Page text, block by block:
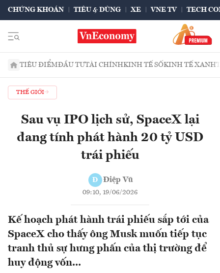
CHỨNG KHOÁN TIÊU & DÙNG XE VNE TV TECH
TIÊU ĐIỂMĐẦU TƯTÀI CHÍNHKINH TẾ SỐKINH TẾ XANH
THẾ GIỚI
Sau vụ IPO lịch sử, SpaceX lại
đang tính phát hành 20 tỷ USD
trái phiếu
Đ Điệp Vũ
09:10, 19/06/2026
Kế hoạch phát hành trái phiếu sắp tới của
SpaceX cho thấy ông Musk muốn tiếp tục
tranh thủ sự hưng phấn của thị trường để
huy động vốn...